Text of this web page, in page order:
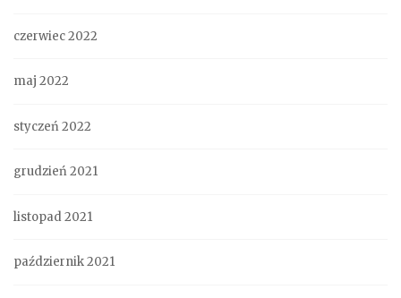
czerwiec 2022
maj 2022
styczeń 2022
grudzień 2021
listopad 2021
październik 2021